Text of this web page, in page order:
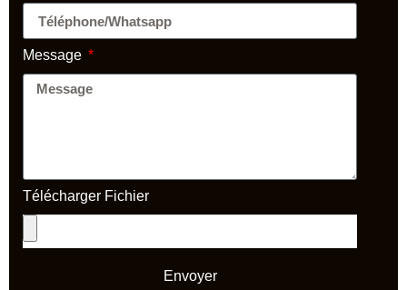
Message
Télécharger Fichier
Envoyer